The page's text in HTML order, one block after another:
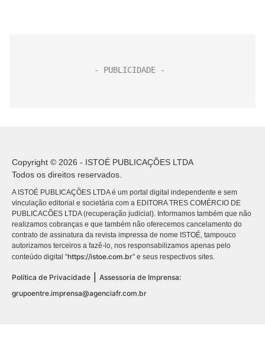
Copyright © 2026 - ISTOÉ PUBLICAÇÕES LTDA
Todos os direitos reservados.
A ISTOÉ PUBLICAÇÕES LTDA é um portal digital independente e sem
vinculação editorial e societária com a EDITORA TRES COMÉRCIO DE
PUBLICACÕES LTDA (recuperação judicial). Informamos também que não
realizamos cobranças e que também não oferecemos cancelamento do
contrato de assinatura da revista impressa de nome ISTOÉ, tampouco
autorizamos terceiros a fazê-lo, nos responsabilizamos apenas pelo
conteúdo digital “https://istoe.com.br” e seus respectivos sites.
Política de Privacidade
Assessoria de Imprensa:
grupoentre.imprensa@agenciafr.com.br